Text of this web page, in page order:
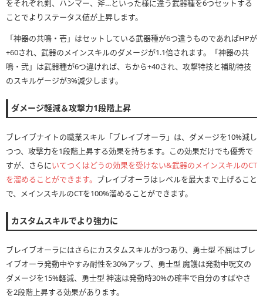
をそれぞれ剣、ハンマー、斧…といった様に違う武器種を6つセットする
ことでよりステータス値が上昇します。
「神器の共鳴・壱」はセットしている武器種が6つ違うものであればHPが
+60され、武器のメインスキルのダメージが1.1倍されます。「神器の共
鳴・弐」は武器種が6つ違ければ、ちから+40され、攻撃特技と補助特技
のスキルゲージが3%減少します。
ダメージ軽減＆攻撃力1段階上昇
ブレイブナイトの職業スキル「ブレイブオーラ」は、ダメージを10%減し
つつ、攻撃力を1段階上昇する効果を持ちます。この効果だけでも優秀で
すが、さらにいてつくはどうの効果を受けない&武器のメインスキルのCT
を溜めることができます。 ブレイブオーラはレベルを最大まで上げること
で、メインスキルのCTを100%溜めることができます。
カスタムスキルでより強力に
ブレイブオーラにはさらにカスタムスキルが3つあり、勇士型 不屈はブレ
イブオーラ発動中やすみ耐性を30%アップ、勇士型 魔護は発動中呪文の
ダメージを15%軽減、勇士型 神速は発動時30%の確率で自分のすばやさ
を2段階上昇する効果があります。